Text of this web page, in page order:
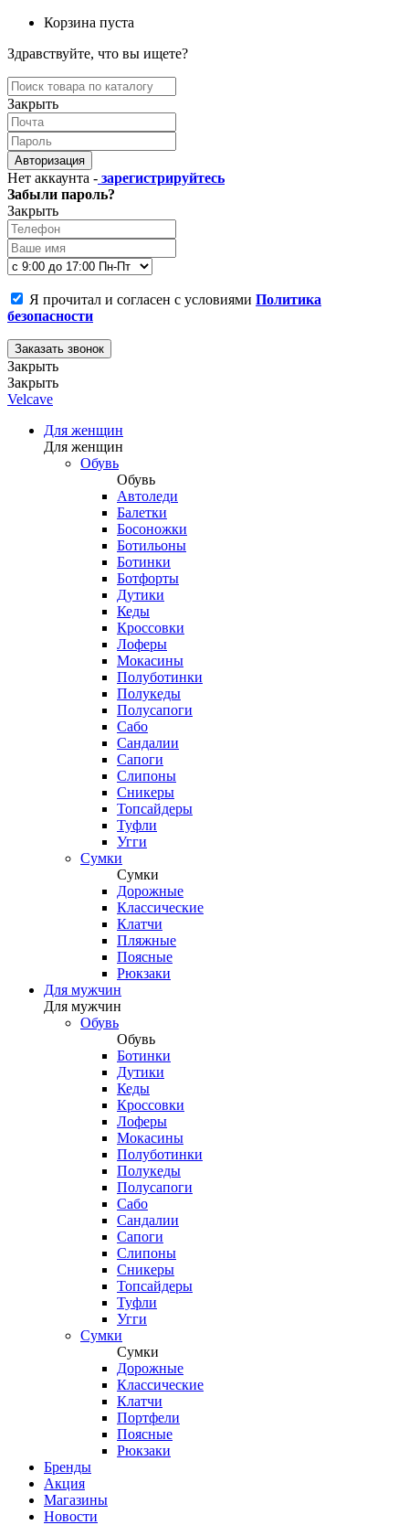
Корзина пуста
Здравствуйте, что вы ищете?
Закрыть
Авторизация
Нет аккаунта - зарегистрируйтесь
Забыли пароль?
Закрыть
Я прочитал и согласен с условиями Политика
безопасности
Заказать звонок
Закрыть
Закрыть
Velcave
Для женщин
Для женщин
Обувь
Обувь
Автоледи
Балетки
Босоножки
Ботильоны
Ботинки
Ботфорты
Дутики
Кеды
Кроссовки
Лоферы
Мокасины
Полуботинки
Полукеды
Полусапоги
Сабо
Сандалии
Сапоги
Слипоны
Сникеры
Топсайдеры
Туфли
Угги
Сумки
Сумки
Дорожные
Классические
Клатчи
Пляжные
Поясные
Рюкзаки
Для мужчин
Для мужчин
Обувь
Обувь
Ботинки
Дутики
Кеды
Кроссовки
Лоферы
Мокасины
Полуботинки
Полукеды
Полусапоги
Сабо
Сандалии
Сапоги
Слипоны
Сникеры
Топсайдеры
Туфли
Угги
Сумки
Сумки
Дорожные
Классические
Клатчи
Портфели
Поясные
Рюкзаки
Бренды
Акция
Магазины
Новости